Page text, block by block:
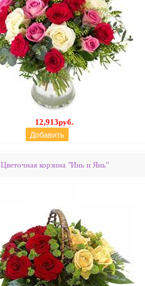
12,913руб.
Цветочная корзина "Инь и Янь"